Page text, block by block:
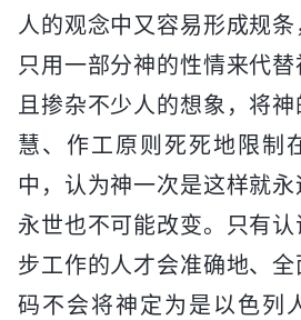
人的观念中又容易形成规条
只用一部分神的性情来代
且掺杂不少人的想象，将
慧、作工原则死死地限制
中，认为神一次是这样就
永世也不可能改变。只有
步工作的人才会准确地、
码不会将神定为是以色列